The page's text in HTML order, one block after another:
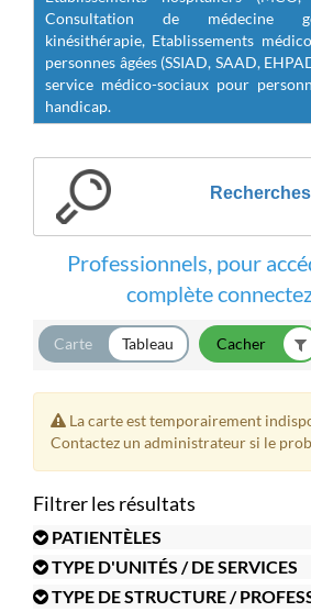
Consultation de médecine
kinésithérapie, Etablissements
personnes âgées (SSIAD, SAAD,
service médico-sociaux pour
handicap.
Professionnels, pour
complète
Carte Tableau
La carte est temporairement
Contactez un administrateur si le
Filtrer les résultats
PATIENTÈLES
TYPE D'UNITÉS / DE SERVICES
TYPE DE STRUCTURE /